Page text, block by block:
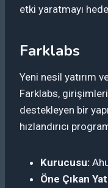
etki yaratmayı
Farklabs
Yeni nesil yatırım
Farklabs,
destekleyen bir
hızlandırıcı
Kurucusu:
Öne Çıkan